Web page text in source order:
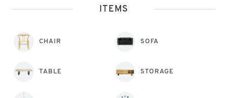
ITEMS
CHAIR SOFA
TABLE STORAGE